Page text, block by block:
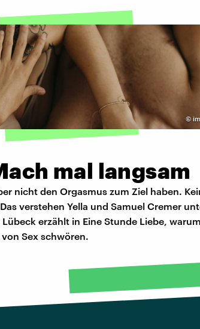
©
mal langsam
nicht den Orgasmus zum Ziel haben.
verstehen Yella und Samuel Cremer
Lübeck erzählt in Eine Stunde Liebe,
Sex schwören.